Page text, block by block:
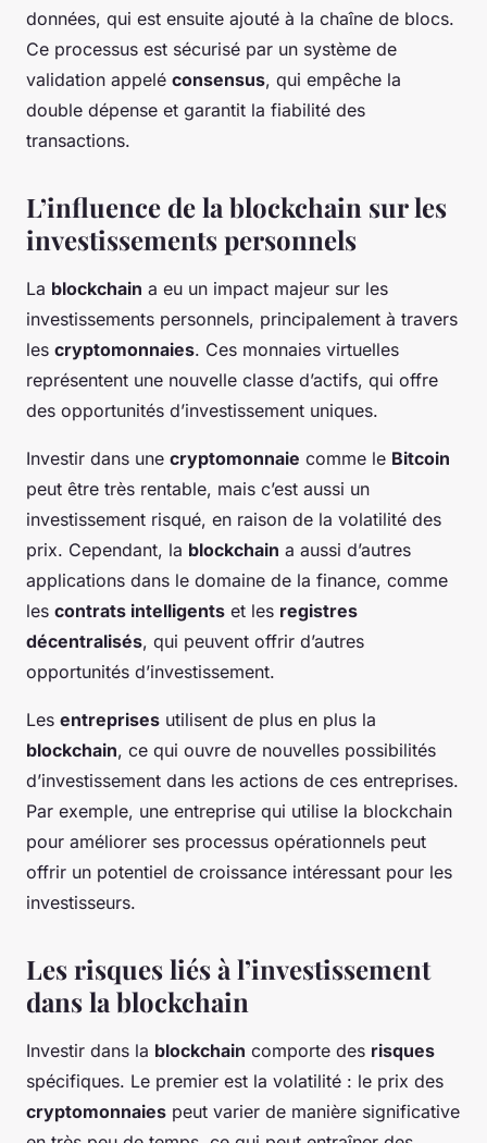
données, qui est ensuite ajouté à la chaîne de blocs.
Ce processus est sécurisé par un système de
validation appelé consensus, qui empêche la
double dépense et garantit la fiabilité des
transactions.
L’influence de la blockchain sur les
investissements personnels
La blockchain a eu un impact majeur sur les
investissements personnels, principalement à travers
les cryptomonnaies. Ces monnaies virtuelles
représentent une nouvelle classe d’actifs, qui offre
des opportunités d’investissement uniques.
Investir dans une cryptomonnaie comme le Bitcoin
peut être très rentable, mais c’est aussi un
investissement risqué, en raison de la volatilité des
prix. Cependant, la blockchain a aussi d’autres
applications dans le domaine de la finance, comme
les contrats intelligents et les registres
décentralisés, qui peuvent offrir d’autres
opportunités d’investissement.
Les entreprises utilisent de plus en plus la
blockchain, ce qui ouvre de nouvelles possibilités
d’investissement dans les actions de ces entreprises.
Par exemple, une entreprise qui utilise la blockchain
pour améliorer ses processus opérationnels peut
offrir un potentiel de croissance intéressant pour les
investisseurs.
Les risques liés à l’investissement
dans la blockchain
Investir dans la blockchain comporte des risques
spécifiques. Le premier est la volatilité : le prix des
cryptomonnaies peut varier de manière significative